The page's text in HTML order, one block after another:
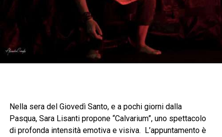
Nella sera del Giovedì Santo, e a pochi giorni dalla
Pasqua, Sara Lisanti propone “Calvarium”, uno spettacolo
di profonda intensità emotiva e visiva. L’appuntamento è